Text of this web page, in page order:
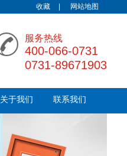
收藏 网站地图
服务热线
400-066-0731
0731-89671903
关于我们 联系我们